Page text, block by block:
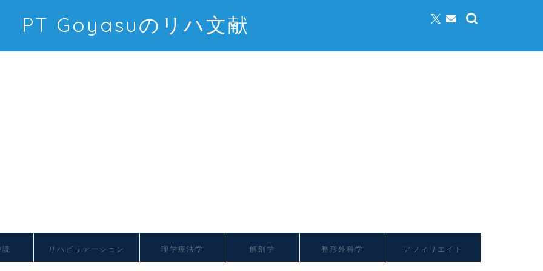
PT Goyasuのリハ文献
読 リハビリテーション 理学療法学 解剖学 整形外科学 アフィリエイト